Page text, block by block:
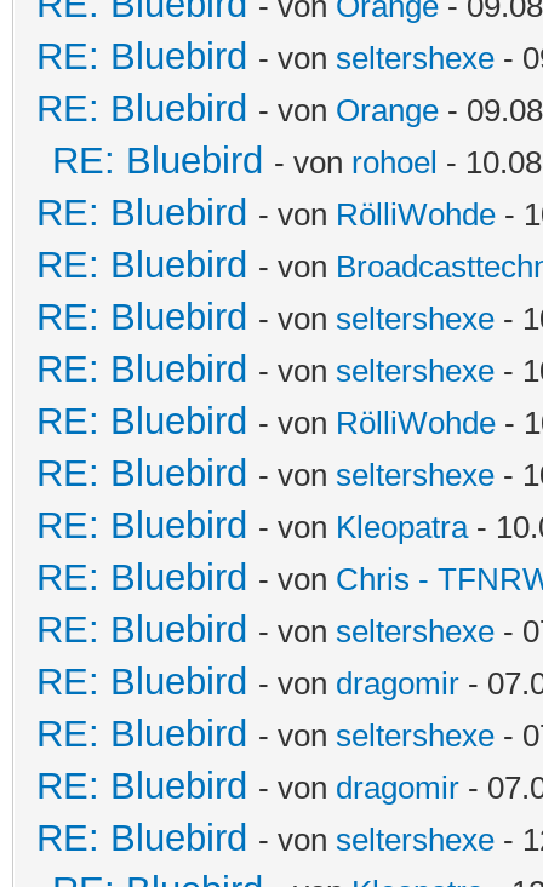
RE: Bluebird - von seltershexe -
RE: Bluebird - von Orange -
RE: Bluebird - von rohoel -
RE: Bluebird - von RölliWohde -
RE: Bluebird - von
RE: Bluebird - von seltershexe -
RE: Bluebird - von seltershexe -
RE: Bluebird - von RölliWohde -
RE: Bluebird - von seltershexe -
RE: Bluebird - von Kleopatra-
RE: Bluebird - von Chris -
RE: Bluebird - von seltershexe -
RE: Bluebird - von dragomir -
RE: Bluebird - von seltershexe -
RE: Bluebird - von dragomir -
RE: Bluebird - von seltershexe -